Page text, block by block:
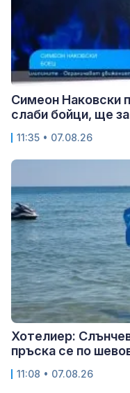
Симеон Наковски
слаби бойци, ще
11:35 • 07.08.26
Хотелиер:
пръска се по
11:08 • 07.08.26